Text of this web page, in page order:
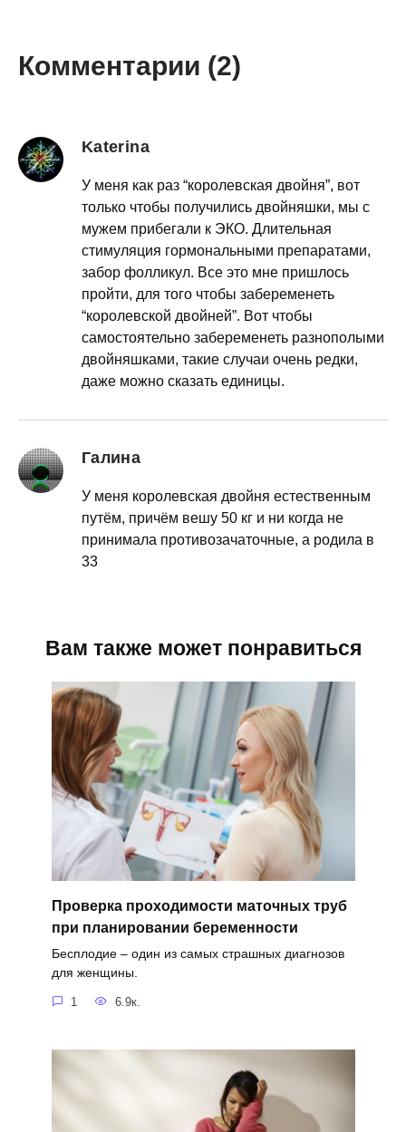
Комментарии (2)
Katerina
У меня как раз “королевская двойня”, вот
только чтобы получились двойняшки, мы с
мужем прибегали к ЭКО. Длительная
стимуляция гормональными препаратами,
забор фолликул. Все это мне пришлось
пройти, для того чтобы забеременеть
“королевской двойней”. Вот чтобы
самостоятельно забеременеть разнополыми
двойняшками, такие случаи очень редки,
даже можно сказать единицы.
Галина
У меня королевская двойня естественным
путём, причём вешу 50 кг и ни когда не
принимала противозачаточные, а родила в
33
Вам также может понравиться
Проверка проходимости маточных труб
при планировании беременности
Бесплодие – один из самых страшных диагнозов
для женщины.
1 6.9к.